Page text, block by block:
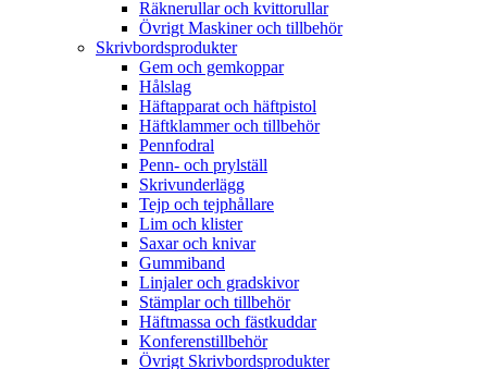
Räknerullar och kvittorullar
Övrigt Maskiner och tillbehör
Skrivbordsprodukter
Gem och gemkoppar
Hålslag
Häftapparat och häftpistol
Häftklammer och tillbehör
Pennfodral
Penn- och prylställ
Skrivunderlägg
Tejp och tejphållare
Lim och klister
Saxar och knivar
Gummiband
Linjaler och gradskivor
Stämplar och tillbehör
Häftmassa och fästkuddar
Konferenstillbehör
Övrigt Skrivbordsprodukter